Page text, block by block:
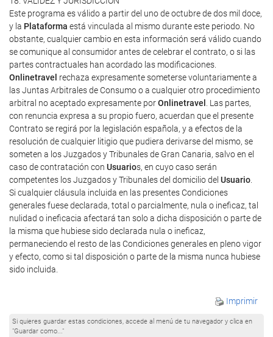
Este programa es válido a partir del uno de octubre de dos mil doce,
y la Plataforma está vinculada al mismo durante este periodo. No
obstante, cualquier cambio en esta información será válido cuando
se comunique al consumidor antes de celebrar el contrato, o si las
partes contractuales han acordado las modificaciones.
Onlinetravel rechaza expresamente someterse voluntariamente a
las Juntas Arbitrales de Consumo o a cualquier otro procedimiento
arbitral no aceptado expresamente porOnlinetravel
. Las partes,
con renuncia expresa a su propio fuero, acuerdan que el presente
Contrato se regirá por la legislación española, y a efectos de la
resolución de cualquier litigio que pudiera derivarse del mismo, se
someten a los Juzgados y Tribunales de Gran Canaria, salvo en el
caso de contratación con Usuarios, en cuyo caso serán
competentes los Juzgados y Tribunales del domicilio del Usuario
Si cualquier cláusula incluida en las presentes Condiciones
generales fuese declarada, total o parcialmente, nula o ineficaz, tal
nulidad o ineficacia afectará tan solo a dicha disposición o parte de
la misma que hubiese sido declarada nula o ineficaz,
permaneciendo el resto de las Condiciones generales en pleno vigor
y efecto, como si tal disposición o parte de la misma nunca hubiese
sido incluida.
Imprimir
Si quieres guardar estas condiciones, accede al menú de tu navegador y clica en
"Guardar como..."